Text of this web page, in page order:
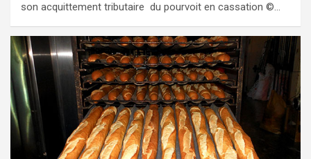
son acquittement tributaire du pourvoit en cassation ©…